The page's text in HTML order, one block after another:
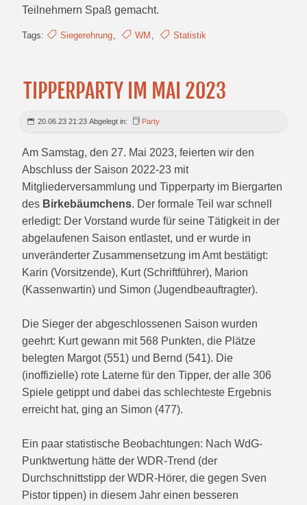
Teilnehmern Spaß gemacht.
Tags: Siegerehrung, WM , Statistik
TIPPERPARTY IM MAI 2023
20.06.23 21:23 Abgelegt in: Party
Am Samstag, den 27. Mai 2023, feierten wir den
Abschluss der Saison 2022-23 mit
Mitgliederversammlung und Tipperparty im Biergarten
des Birkebäumchens. Der formale Teil war schnell
erledigt: Der Vorstand wurde für seine Tätigkeit in der
abgelaufenen Saison entlastet, und er wurde in
unveränderter Zusammensetzung im Amt bestätigt:
Karin (Vorsitzende), Kurt (Schriftführer), Marion
(Kassenwartin) und Simon (Jugendbeauftragter).
Die Sieger der abgeschlossenen Saison wurden
geehrt: Kurt gewann mit 568 Punkten, die Plätze
belegten Margot (551) und Bernd (541). Die
(inoffizielle) rote Laterne für den Tipper, der alle 306
Spiele getippt und dabei das schlechteste Ergebnis
erreicht hat, ging an Simon (477).
Ein paar statistische Beobachtungen: Nach WdG-
Punktwertung hätte der WDR-Trend (der
Durchschnittstipp der WDR-Hörer, die gegen Sven
Pistor tippen) in diesem Jahr einen besseren